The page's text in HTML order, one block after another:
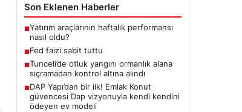
Son Eklenen Haberler
■Yatırım araçlarının haftalık performansı
nasıl oldu?
■Fed faizi sabit tuttu
■Tunceli’de otluk yangını ormanlık alana
sıçramadan kontrol altına alındı
■DAP Yapı’dan bir ilk! Emlak Konut
güvencesi Dap vizyonuyla kendi kendini
ödeyen ev modeli